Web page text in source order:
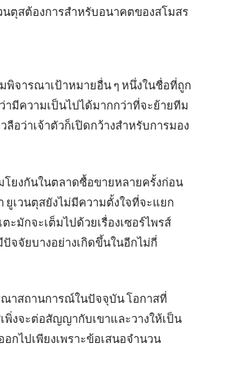
นตุสต้องการสำหรับอนาคตของสโมสร
พิจารณาเป้าหมายอื่น ๆ หนึ่งในชื่อที่ถูก
ามีความเป็นไปได้มากกว่าที่จะย้ายทีม
อว่าเจ้าตัวก็เปิดกว้างสำหรับการมอง
ยงกันในตลาดซื้อขายหลายครั้งก่อน
เวนตุสยังไม่มีความตั้งใจที่จะแยก
ะมักจะเต็มไปด้วยเรื่องเซอร์ไพรส์
จจัยบางอย่างเกิดขึ้นในอีกไม่กี่
าสถานการณ์ในปัจจุบัน โอกาสที่
พิ่งจะต่อสัญญากับเขาและวางให้เป็น
กไปเพียงเพราะข้อเสนอจำนวน